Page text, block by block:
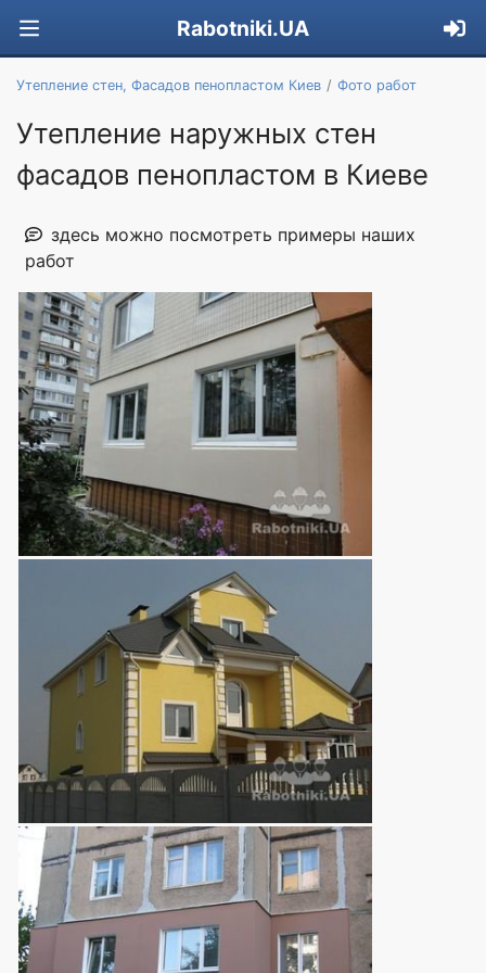
Rabotniki.UA
Утепление стен, Фасадов пенопластом Киев Фото работ
Утепление наружных стен
фасадов пенопластом в Киеве
здесь можно посмотреть примеры наших
работ